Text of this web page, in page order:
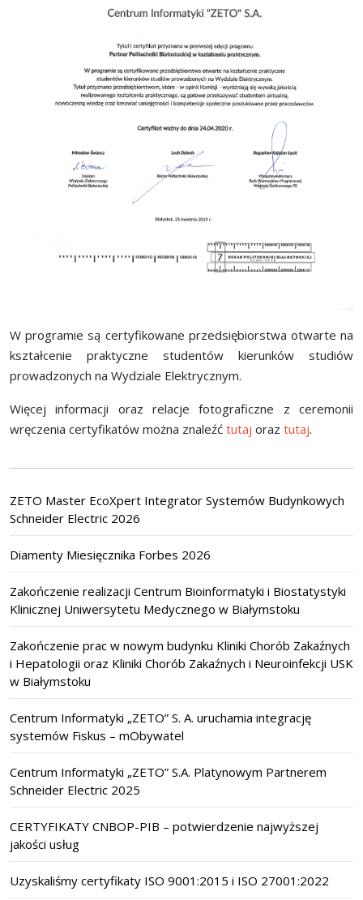
W programie są certyfikowane przedsiębiorstwa otwarte na
kształcenie praktyczne studentów kierunków studiów
prowadzonych na Wydziale Elektrycznym.
Więcej informacji oraz relacje fotograficzne z ceremonii
wręczenia certyfikatów można znaleźć tutaj oraz tutaj.
ZETO Master EcoXpert Integrator Systemów Budynkowych
Schneider Electric 2026
Diamenty Miesięcznika Forbes 2026
Zakończenie realizacji Centrum Bioinformatyki i Biostatystyki
Klinicznej Uniwersytetu Medycznego w Białymstoku
Zakończenie prac w nowym budynku Kliniki Chorób Zakaźnych
i Hepatologii oraz Kliniki Chorób Zakaźnych i Neuroinfekcji USK
w Białymstoku
Centrum Informatyki „ZETO” S. A. uruchamia integrację
systemów Fiskus – mObywatel
Centrum Informatyki „ZETO” S.A. Platynowym Partnerem
Schneider Electric 2025
CERTYFIKATY CNBOP-PIB – potwierdzenie najwyższej
jakości usług
Uzyskaliśmy certyfikaty ISO 9001:2015 i ISO 27001:2022